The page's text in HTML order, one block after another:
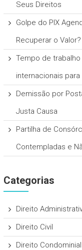
Seus Direitos
Golpe do PIX
Recuperar o Valor?
Tempo de
internacionais
Demissão por
Justa Causa
Partilha de
Contempladas e
Categorias
Direito
Direito Civil
Direito Condominial